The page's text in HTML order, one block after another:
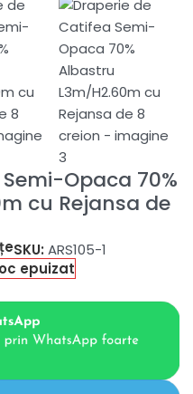
Opaca 70%
cu Rejansa de
SKU: ARS105-1
epuizat